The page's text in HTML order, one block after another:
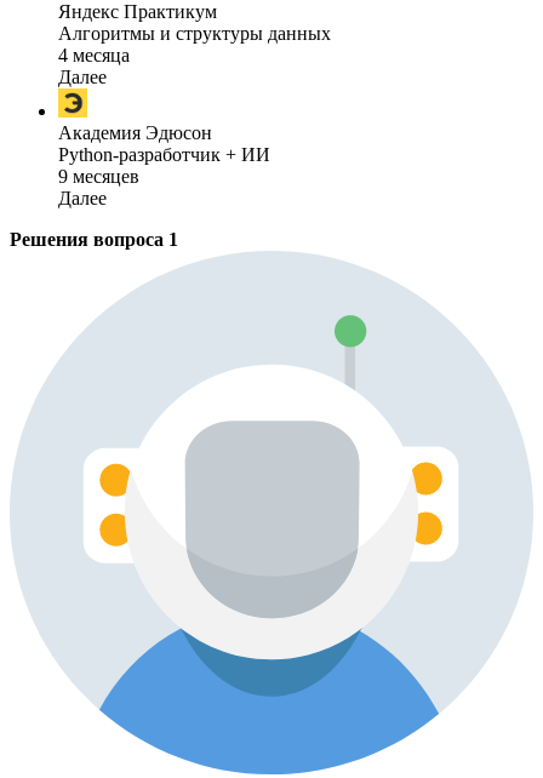
Яндекс Практикум
Алгоритмы и структуры данных
4 месяца
Далее
Академия Эдюсон
Python-разработчик + ИИ
9 месяцев
Далее
Решения вопроса 1